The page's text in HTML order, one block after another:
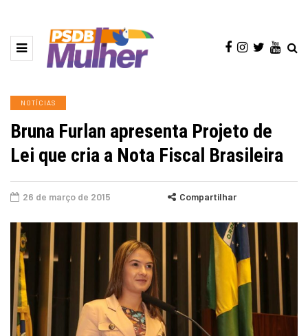
NOTÍCIAS
Bruna Furlan apresenta Projeto de
Lei que cria a Nota Fiscal Brasileira
26 de março de 2015 Compartilhar